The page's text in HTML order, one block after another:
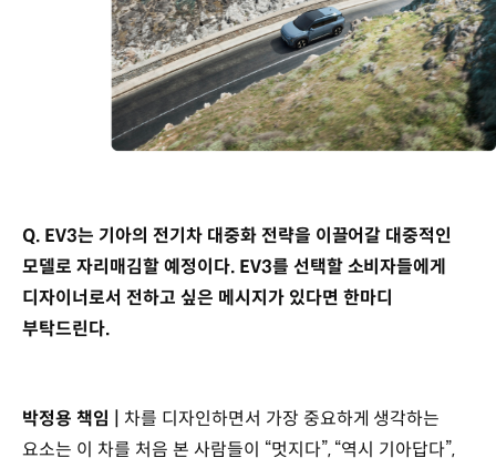
Q. EV3는 기아의 전기차 대중화 전략을 이끌어갈 대중적인
모델로 자리매김할 예정이다. EV3를 선택할 소비자들에게
디자이너로서 전하고 싶은 메시지가 있다면 한마디
부탁드린다.
박정용 책임 | 차를 디자인하면서 가장 중요하게 생각하는
요소는 이 차를 처음 본 사람들이 “멋지다”, “역시 기아답다”,